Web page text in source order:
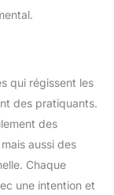
qui régissent les
des pratiquants.
des
aussi des
Chaque
une intention et